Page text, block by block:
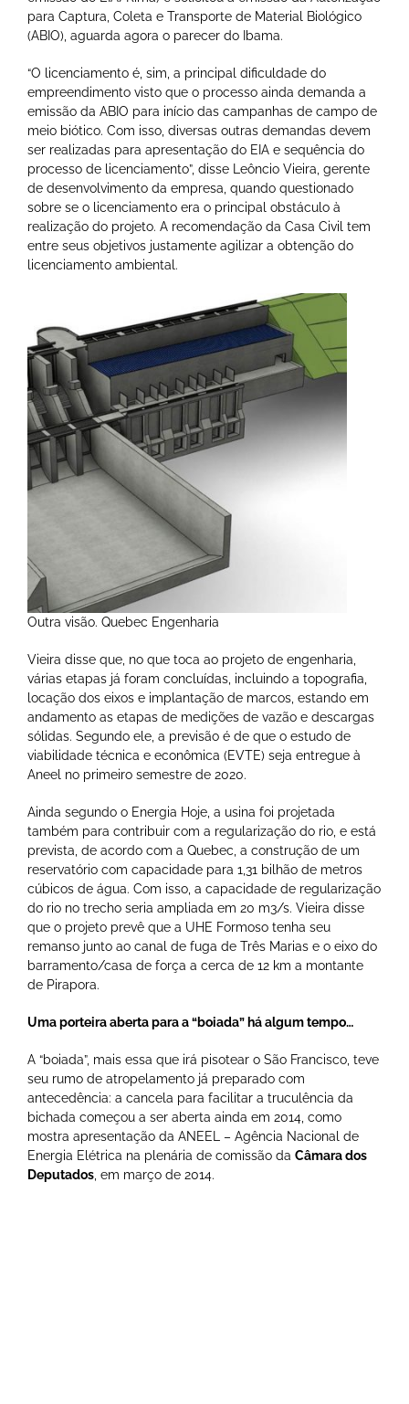
para Captura, Coleta e Transporte de Material Biológico
(ABIO), aguarda agora o parecer do Ibama.
“O licenciamento é, sim, a principal dificuldade do
empreendimento visto que o processo ainda demanda a
emissão da ABIO para início das campanhas de campo de
meio biótico. Com isso, diversas outras demandas devem
ser realizadas para apresentação do EIA e sequência do
processo de licenciamento”, disse Leôncio Vieira, gerente
de desenvolvimento da empresa, quando questionado
sobre se o licenciamento era o principal obstáculo à
realização do projeto. A recomendação da Casa Civil tem
entre seus objetivos justamente agilizar a obtenção do
licenciamento ambiental.
Outra visão. Quebec Engenharia
Vieira disse que, no que toca ao projeto de engenharia,
várias etapas já foram concluídas, incluindo a topografia,
locação dos eixos e implantação de marcos, estando em
andamento as etapas de medições de vazão e descargas
sólidas. Segundo ele, a previsão é de que o estudo de
viabilidade técnica e econômica (EVTE) seja entregue à
Aneel no primeiro semestre de 2020.
Ainda segundo o Energia Hoje, a usina foi projetada
também para contribuir com a regularização do rio, e está
prevista, de acordo com a Quebec, a construção de um
reservatório com capacidade para 1,31 bilhão de metros
cúbicos de água. Com isso, a capacidade de regularização
do rio no trecho seria ampliada em 20 m3/s. Vieira disse
que o projeto prevê que a UHE Formoso tenha seu
remanso junto ao canal de fuga de Três Marias e o eixo do
barramento/casa de força a cerca de 12 km a montante
de Pirapora.
Uma porteira aberta para a “boiada” há algum tempo…
A “boiada”, mais essa que irá pisotear o São Francisco, teve
seu rumo de atropelamento já preparado com
antecedência: a cancela para facilitar a truculência da
bichada começou a ser aberta ainda em 2014, como
mostra apresentação da ANEEL – Agência Nacional de
Energia Elétrica na plenária de comissão da Câmara dos
Deputados, em março de 2014.